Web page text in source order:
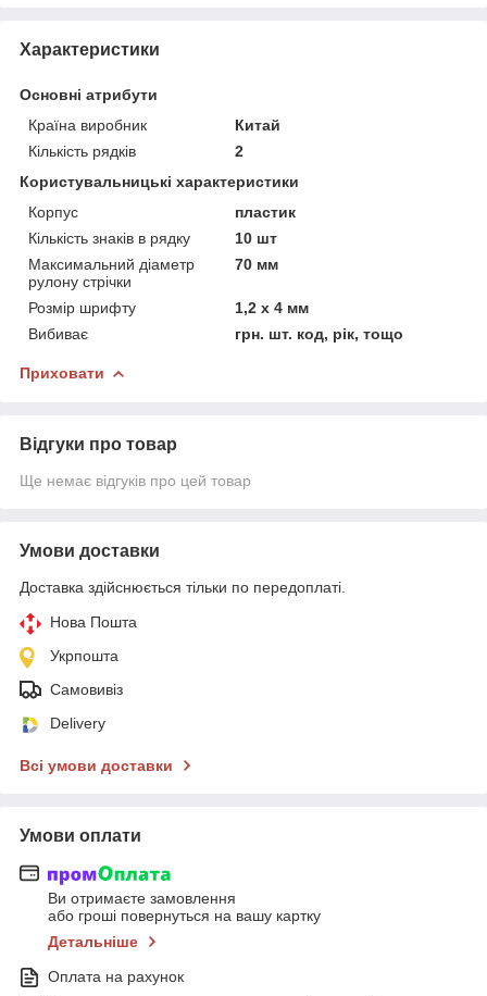
Характеристики
Основні атрибути
Країна виробник
Китай
Кількість рядків
2
Користувальницькі характеристики
Корпус
пластик
Кількість знаків в рядку
10 шт
Максимальний діаметр
рулону стрічки
70 мм
Розмір шрифту
1,2 х 4 мм
Вибиває
грн. шт. код, рік, тощо
Приховати
Відгуки про товар
Ще немає відгуків про цей товар
Умови доставки
Доставка здійснюється тільки по передоплаті.
Нова Пошта
Укрпошта
Самовивіз
Delivery
Всі умови доставки
Умови оплати
Ви отримаєте замовлення
або гроші повернуться на вашу картку
Детальніше
Оплата на рахунок